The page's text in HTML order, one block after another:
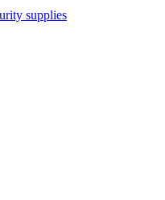
supplies